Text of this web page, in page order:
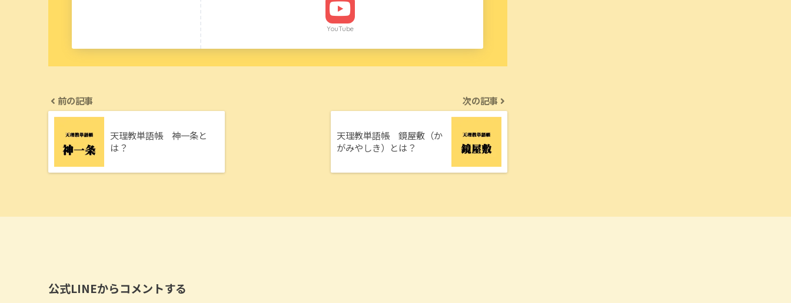
YouTube
前の記事
天理教単語帳 神一条と
は？
次の記事
天理教単語帳 鏡屋敷（か
がみやしき）とは？
公式LINEからコメントする